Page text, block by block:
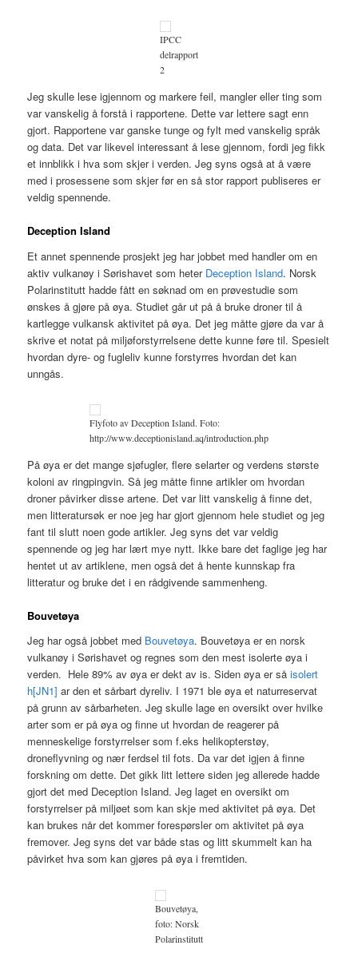
IPCC
delrapport
2
Jeg skulle lese igjennom og markere feil, mangler eller ting som
var vanskelig å forstå i rapportene. Dette var lettere sagt enn
gjort. Rapportene var ganske tunge og fylt med vanskelig språk
og data. Det var likevel interessant å lese gjennom, fordi jeg fikk
et innblikk i hva som skjer i verden. Jeg syns også at å være
med i prosessene som skjer før en så stor rapport publiseres er
veldig spennende.
Deception Island
Et annet spennende prosjekt jeg har jobbet med handler om en
aktiv vulkanøy i Sørishavet som heter Deception Island. Norsk
Polarinstitutt hadde fått en søknad om en prøvestudie som
ønskes å gjøre på øya. Studiet går ut på å bruke droner til å
kartlegge vulkansk aktivitet på øya. Det jeg måtte gjøre da var å
skrive et notat på miljøforstyrrelsene dette kunne føre til. Spesielt
hvordan dyre- og fugleliv kunne forstyrres hvordan det kan
unngås.
Flyfoto av Deception Island. Foto:
http://www.deceptionisland.aq/introduction.php
På øya er det mange sjøfugler, flere selarter og verdens største
koloni av ringpingvin. Så jeg måtte finne artikler om hvordan
droner påvirker disse artene. Det var litt vanskelig å finne det,
men litteratursøk er noe jeg har gjort gjennom hele studiet og jeg
fant til slutt noen gode artikler. Jeg syns det var veldig
spennende og jeg har lært mye nytt. Ikke bare det faglige jeg har
hentet ut av artiklene, men også det å hente kunnskap fra
litteratur og bruke det i en rådgivende sammenheng.
Bouvetøya
Jeg har også jobbet med Bouvetøya. Bouvetøya er en norsk
vulkanøy i Sørishavet og regnes som den mest isolerte øya i
verden. Hele 89% av øya er dekt av is. Siden øya er såisolert
h[JN1] ar den et sårbart dyreliv. I 1971 ble øya et naturreservat
på grunn av sårbarheten. Jeg skulle lage en oversikt over hvilke
arter som er på øya og finne ut hvordan de reagerer på
menneskelige forstyrrelser som f.eks helikopterstøy,
droneflyvning og nær ferdsel til fots. Da var det igjen å finne
forskning om dette. Det gikk litt lettere siden jeg allerede hadde
gjort det med Deception Island. Jeg laget en oversikt om
forstyrrelser på miljøet som kan skje med aktivitet på øya. Det
kan brukes når det kommer forespørsler om aktivitet på øya
fremover. Jeg syns det var både stas og litt skummelt kan ha
påvirket hva som kan gjøres på øya i fremtiden.
Bouvetøya,
foto: Norsk
Polarinstitutt